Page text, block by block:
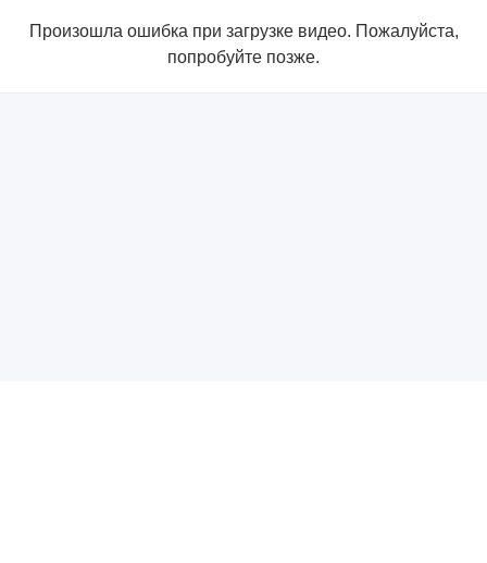
Произошла ошибка при загрузке видео. Пожалуйста,
попробуйте позже.